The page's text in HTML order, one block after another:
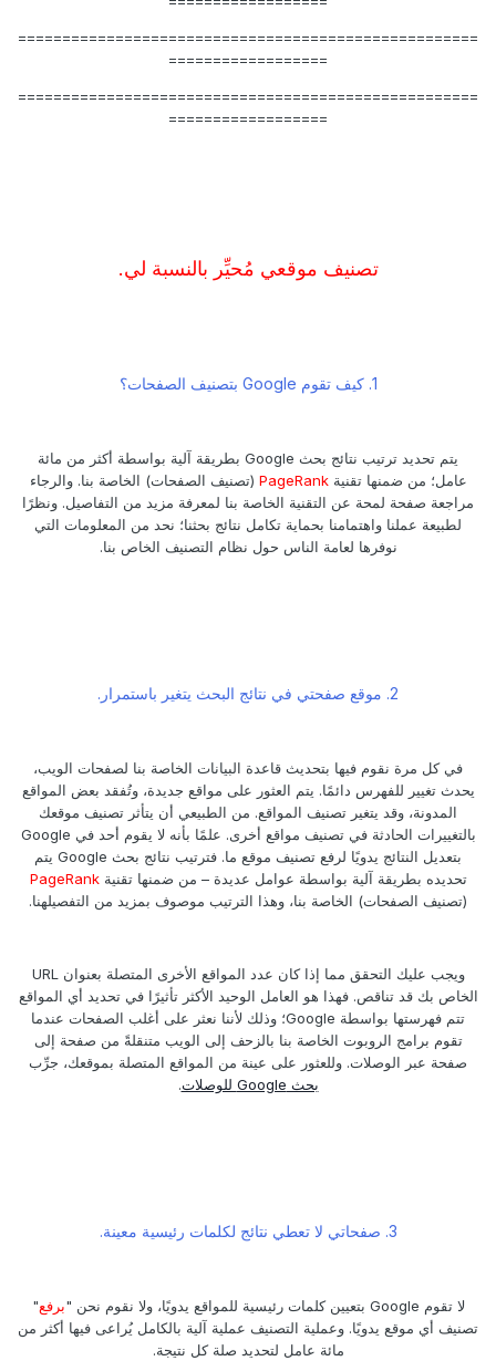
====================================================
==================
====================================================
==================
تصنيف موقعي مُحيِّر بالنسبة لي.
يتم تحديد ترتيب نتائج بحث Google بطريقة آلية بواسطة أكثر من مائة
عامل؛ من ضمنها تقنية PageRank(تصنيف الصفحات) الخاصة بنا. والرجاء
مراجعة صفحة لمحة عن التقنية الخاصة بنا لمعرفة مزيد من التفاصيل. ونظرًا
لطبيعة عملنا واهتمامنا بحماية تكامل نتائج بحثنا؛ نحد من المعلومات التي
نوفرها لعامة الناس حول نظام التصنيف الخاص بنا.
2. موقع صفحتي في نتائج البحث يتغير باستمرار.
في كل مرة نقوم فيها بتحديث قاعدة البيانات الخاصة بنا لصفحات الويب،
يحدث تغيير للفهرس دائمًا. يتم العثور على مواقع جديدة، وتُفقد بعض المواقع
المدونة، وقد يتغير تصنيف المواقع. من الطبيعي أن يتأثر تصنيف موقعك
بالتغييرات الحادثة في تصنيف مواقع أخرى. علمًا بأنه لا يقوم أحد في Google
بتعديل النتائج يدويًا لرفع تصنيف موقع ما. فترتيب نتائج بحث Google يتم
تحديده بطريقة آلية بواسطة عوامل عديدة – من ضمنها تقنية PageRank
(تصنيف الصفحات) الخاصة بنا، وهذا الترتيب موصوف بمزيد من التفصيلهنا.
ويجب عليك التحقق مما إذا كان عدد المواقع الأخرى المتصلة بعنوان URL
الخاص بك قد تناقص. فهذا هو العامل الوحيد الأكثر تأثيرًا في تحديد أي المواقع
تتم فهرستها بواسطة Google؛ وذلك لأننا نعثر على أغلب الصفحات عندما
تقوم برامج الروبوت الخاصة بنا بالزحف إلى الويب متنقلةً من صفحة إلى
صفحة عبر الوصلات. وللعثور على عينة من المواقع المتصلة بموقعك، جرِّب
بحث Google للوصلات
.
3. صفحاتي لا تعطي نتائج لكلمات رئيسية معينة.
لا تقوم Google بتعيين كلمات رئيسية للمواقع يدويًا، ولا نقوم نحن " برفع"
تصنيف أي موقع يدويًا. وعملية التصنيف عملية آلية بالكامل يُراعى فيها أكثر من
مائة عامل لتحديد صلة كل نتيجة.